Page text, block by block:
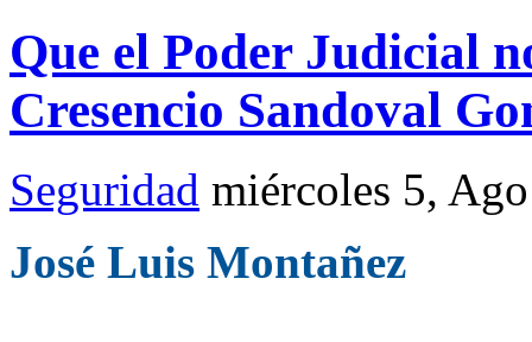
Que el Poder Judicial
Cresencio Sandoval
Seguridad miércoles 5,
José Luis Montañez